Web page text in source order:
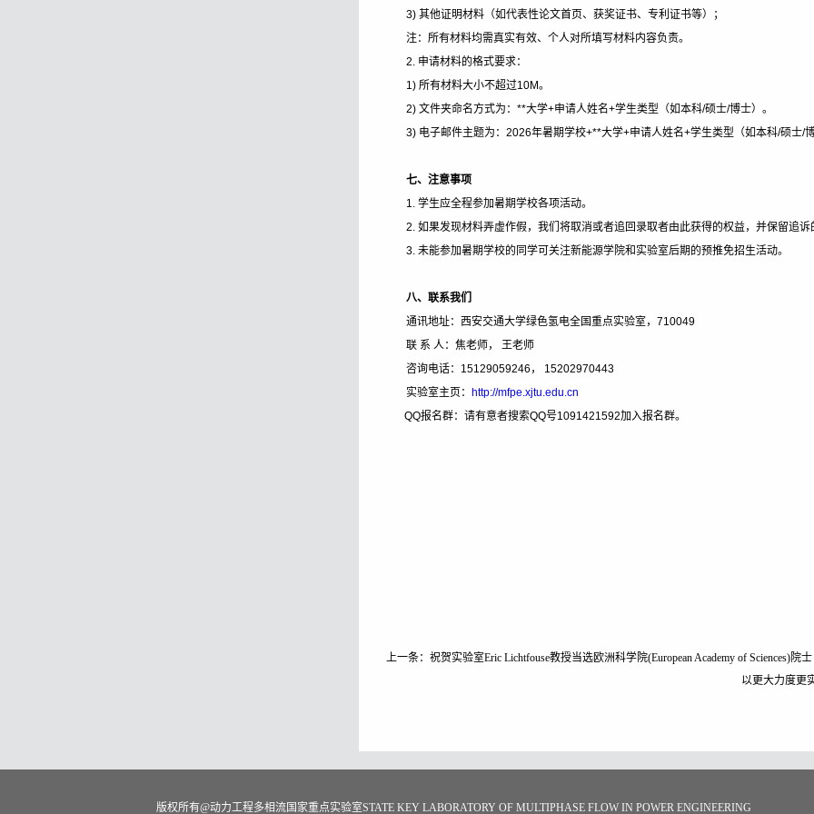
3) 其他证明材料（如代表性论文首页、获奖证书、专利证书等）；
注：所有材料均需真实有效、个人对所填写材料内容负责。
2. 申请材料的格式要求：
1) 所有材料大小不超过10M。
2) 文件夹命名方式为：**大学+申请人姓名+学生类型（如本科/硕士/博士）。
3) 电子邮件主题为：2026年暑期学校+**大学+申请人姓名+学生类型（如本科/硕士/博
七、注意事项
1. 学生应全程参加暑期学校各项活动。
2. 如果发现材料弄虚作假，我们将取消或者追回录取者由此获得的权益，并保留追诉
3. 未能参加暑期学校的同学可关注新能源学院和实验室后期的预推免招生活动。
八、联系我们
通讯地址：西安交通大学绿色氢电全国重点实验室，710049
联 系 人：焦老师， 王老师
咨询电话：15129059246， 15202970443
实验室主页： http://mfpe.xjtu.edu.cn
QQ报名群：请有意者搜索QQ号1091421592加入报名群。
上一条： 祝贺实验室Eric Lichtfouse教授当选欧洲科学院(European Academy of Sciences)院士
以更大力度更
版权所有@动力工程多相流国家重点实验室STATE KEY LABORATORY OF MULTIPHASE FLOW IN POWER ENGINEERING